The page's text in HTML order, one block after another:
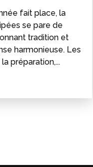
fait place, la
se pare de
tradition et
harmonieuse. Les
préparation,...